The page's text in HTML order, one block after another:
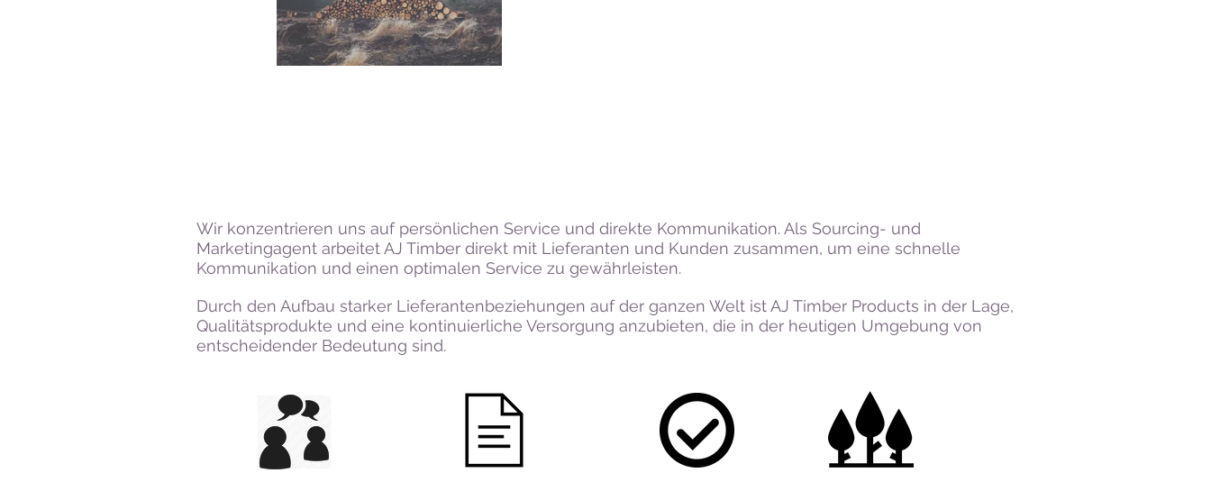
Wir konzentrieren uns auf persönlichen Service und direkte Kommunikation. Als Sourcing- und
Marketingagent arbeitet AJ Timber direkt mit Lieferanten und Kunden zusammen, um eine schnelle
Kommunikation und einen optimalen Service zu gewährleisten.
Durch den Aufbau starker Lieferantenbeziehungen auf der ganzen Welt ist AJ Timber Products in der Lage,
Qualitätsprodukte und eine kontinuierliche Versorgung anzubieten, die in der heutigen Umgebung von
entscheidender Bedeutung sind.